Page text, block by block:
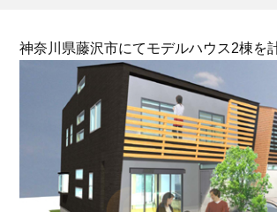
神奈川県藤沢市にてモデルハウス2棟を